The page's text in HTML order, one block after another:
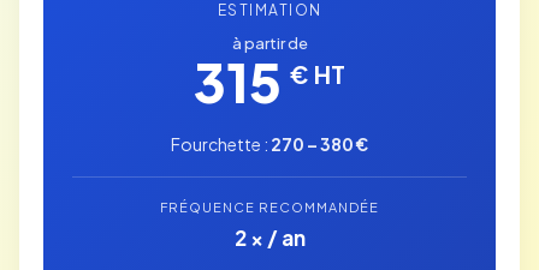
ESTIMATION
à partir de
315 € HT
Fourchette : 270 – 380 €
FRÉQUENCE RECOMMANDÉE
2 × / an